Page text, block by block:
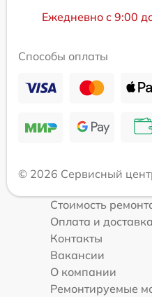
Ежедневно с 9:00
Способы оплаты
© 2026 Сервисный
Стоимость
Оплата и доставка
Контакты
Вакансии
О компании
Ремонтируемые